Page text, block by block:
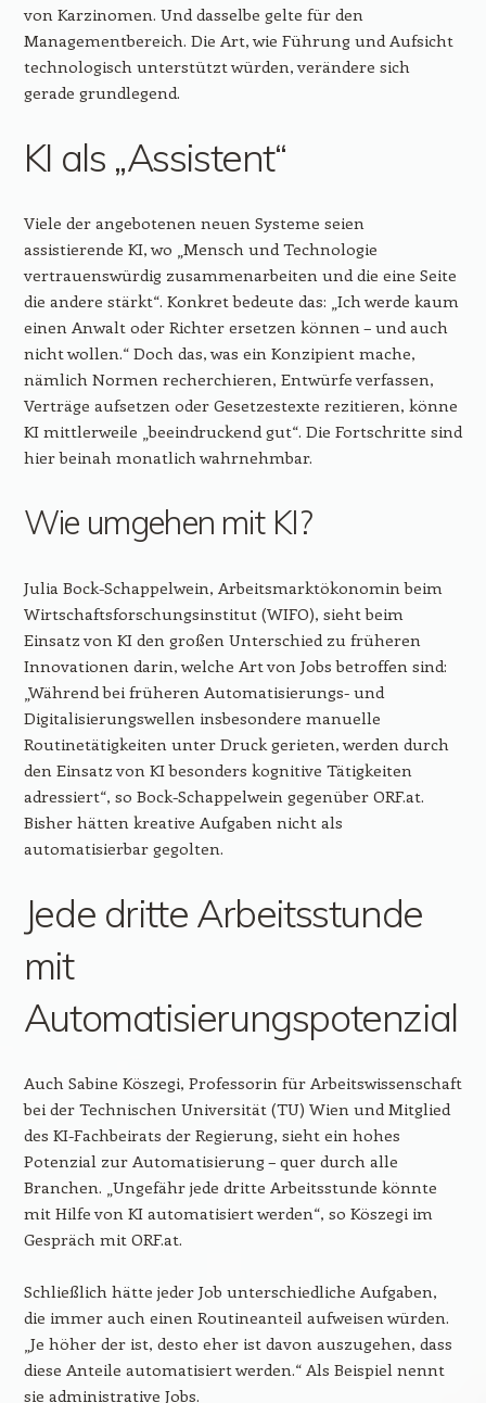
von Karzinomen. Und dasselbe gelte für den
Managementbereich. Die Art, wie Führung und Aufsicht
technologisch unterstützt würden, verändere sich
gerade grundlegend.
KI als „Assistent“
Viele der angebotenen neuen Systeme seien
assistierende KI, wo „Mensch und Technologie
vertrauenswürdig zusammenarbeiten und die eine Seite
die andere stärkt“. Konkret bedeute das: „Ich werde kaum
einen Anwalt oder Richter ersetzen können – und auch
nicht wollen.“ Doch das, was ein Konzipient mache,
nämlich Normen recherchieren, Entwürfe verfassen,
Verträge aufsetzen oder Gesetzestexte rezitieren, könne
KI mittlerweile „beeindruckend gut“. Die Fortschritte sind
hier beinah monatlich wahrnehmbar.
Wie umgehen mit KI?
Julia Bock-Schappelwein, Arbeitsmarktökonomin beim
Wirtschaftsforschungsinstitut (WIFO), sieht beim
Einsatz von KI den großen Unterschied zu früheren
Innovationen darin, welche Art von Jobs betroffen sind:
„Während bei früheren Automatisierungs- und
Digitalisierungswellen insbesondere manuelle
Routinetätigkeiten unter Druck gerieten, werden durch
den Einsatz von KI besonders kognitive Tätigkeiten
adressiert“, so Bock-Schappelwein gegenüber ORF.at.
Bisher hätten kreative Aufgaben nicht als
automatisierbar gegolten.
Jede dritte Arbeitsstunde
mit
Automatisierungspotenzial
Auch Sabine Köszegi, Professorin für Arbeitswissenschaft
bei der Technischen Universität (TU) Wien und Mitglied
des KI-Fachbeirats der Regierung, sieht ein hohes
Potenzial zur Automatisierung – quer durch alle
Branchen. „Ungefähr jede dritte Arbeitsstunde könnte
mit Hilfe von KI automatisiert werden“, so Köszegi im
Gespräch mit ORF.at.
Schließlich hätte jeder Job unterschiedliche Aufgaben,
die immer auch einen Routineanteil aufweisen würden.
„Je höher der ist, desto eher ist davon auszugehen, dass
diese Anteile automatisiert werden.“ Als Beispiel nennt
sie administrative Jobs.